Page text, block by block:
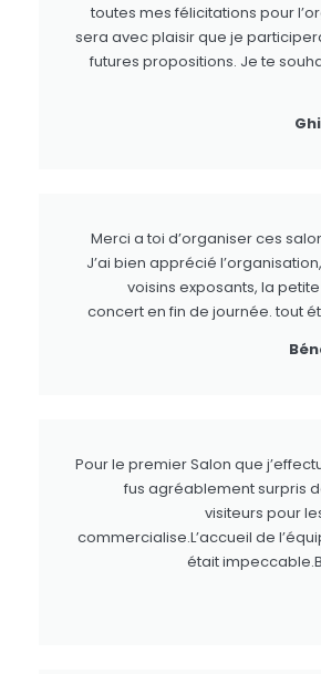
toutes mes félicitations pour
sera avec plaisir que je
futures propositions. Je te
Merci a toi d’organiser ces
J’ai bien apprécié
voisins exposants, la
concert en fin de journée. tout
Pour le premier Salon que
fus agréablement surpris
visiteurs pour
commercialise.L’accueil de
était